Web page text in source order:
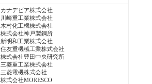
カナデビア株式会社
川崎重工業株式会社
木村化工機株式会社
株式会社神戸製鋼所
新明和工業株式会社
住友重機械工業株式会社
株式会社豊田中央研究所
三菱重工業株式会社
三菱電機株式会社
株式会社MORESCO